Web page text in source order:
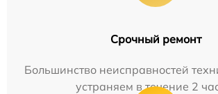
Срочный ремонт
Большинство неисправностей
устраняем в течение 2